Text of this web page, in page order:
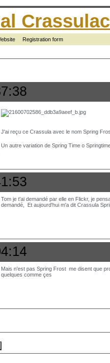
Registration form
J'ai reçu ce Crassula avec le nom Spring
Un autre variation de Spring Time o
Tom je t'ai demandé par elle en Flickr, je
demandé, Et aujourd'hui m'a dit Crassula
Mais n'est pas Spring Frost me disent que
quelques comme çes